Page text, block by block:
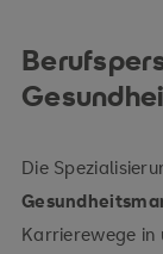
Die
Karrierewege in